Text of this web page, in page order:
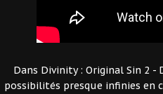
Dans Divinity : Original Sin 2
possibilités presque infinies en